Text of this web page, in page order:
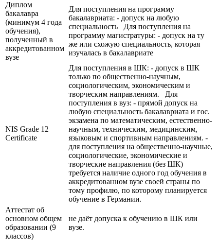
Диплом
бакалавра
(минимум 4 года
обучения),
полученный в
аккредитованном
вузе
Для поступления на программу
бакалавриата: - допуск на любую
специальность Для поступления на
программу магистратуры: - допуск на ту
же или схожую специальность, которая
изучалась в бакалавриате
NIS Grade 12
Certificate
Для поступления в ШК: - допуск в ШК
только по общественно-научным,
социологическим, экономическим и
творческим направлениям. Для
поступления в вуз: - прямой допуск на
любую специальность бакалавриата и гос.
экзамена по математическим, естественно-
научным, техническим, медицинским,
языковым и спортивным направлениям. -
для поступления на общественно-научные,
социологические, экономические и
творческие направления (без ШК)
требуется наличие одного год обучения в
аккредитованном вузе своей страны по
тому профилю, по которому планируется
обучение в Германии.
Аттестат об
основном общем
образовании (9
классов)
не даёт допуска к обучению в ШК или
вузе.